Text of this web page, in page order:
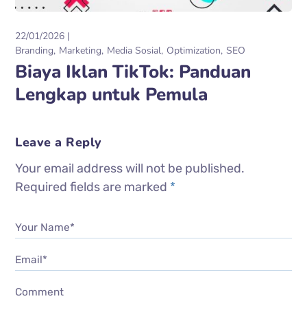
22/01/2026
Branding Marketing Media Sosial Optimization SEO
Biaya Iklan TikTok: Panduan
Lengkap untuk Pemula
Leave a Reply
Your email address will not be published.
Required fields are marked *
Your Name*
Email*
Comment